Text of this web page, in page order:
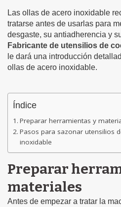
Las ollas de acero inoxidable
tratarse antes de usarlas para
desgaste, su antiadherencia y
Fabricante de utensilios de
le dará una introducción
ollas de acero inoxidable.
Índice
Preparar herramientas y
Pasos para sazonar utensilios
inoxidable
Preparar
materiales
Antes de empezar a tratar la